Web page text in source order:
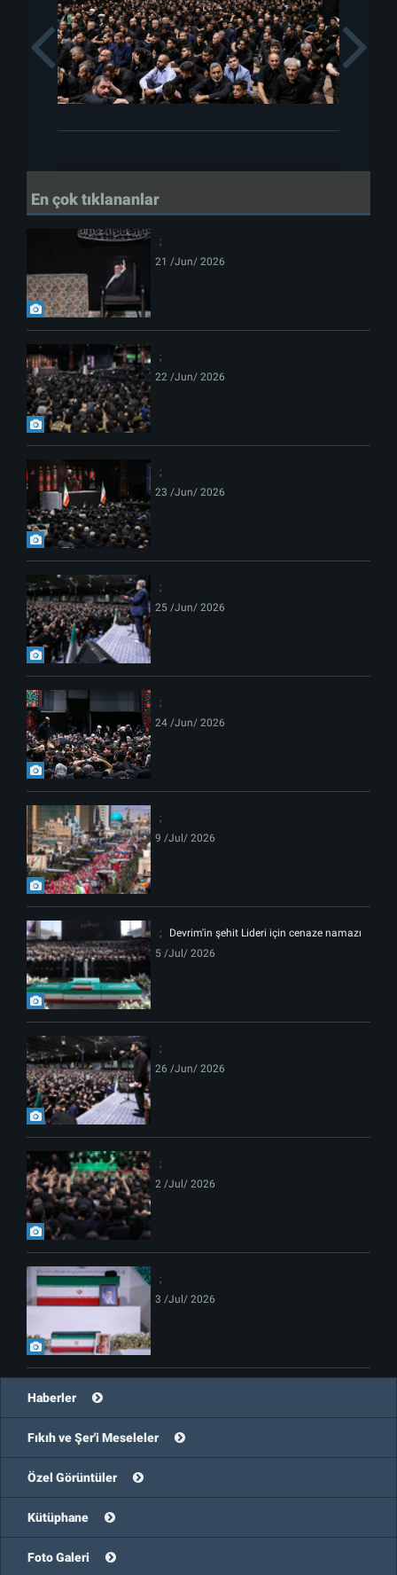
Previous
En çok tıklananlar
21 /Jun/ 2026
22 /Jun/ 2026
23 /Jun/ 2026
25 /Jun/ 2026
24 /Jun/ 2026
9 /Jul/ 2026
Devrim'in şehit Lideri için cenaze namazı
5 /Jul/ 2026
26 /Jun/ 2026
2 /Jul/ 2026
3 /Jul/ 2026
Haberler
Fıkıh ve Şer'i Meseleler
Özel Görüntüler
Kütüphane
Foto Galeri